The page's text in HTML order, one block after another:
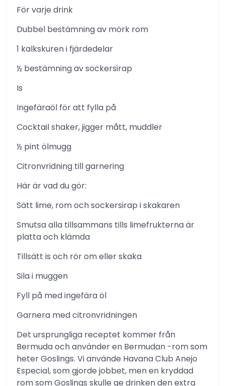
För varje drink
Dubbel bestämning av mörk rom
1 kalkskuren i fjärdedelar
½ bestämning av sockersirap
Is
Ingefäraöl för att fylla på
Cocktail shaker, jigger mått, muddler
½ pint ölmugg
Citronvridning till garnering
Här är vad du gör:
Sätt lime, rom och sockersirap i skakaren
Smutsa alla tillsammans tills limefrukterna är
platta och klämda
Tillsätt is och rör om eller skaka
Sila i muggen
Fyll på med ingefära öl
Garnera med citronvridningen
Det ursprungliga receptet kommer från
Bermuda och använder en Bermudan -rom som
heter Goslings. Vi använde Havana Club Anejo
Especial, som gjorde jobbet, men en kryddad
rom som Goslings skulle ge drinken den extra